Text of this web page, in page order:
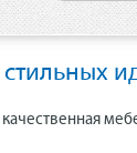
качественная